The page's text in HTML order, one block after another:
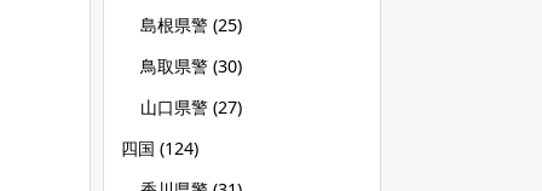
島根県警 (25)
鳥取県警 (30)
山口県警 (27)
四国 (124)